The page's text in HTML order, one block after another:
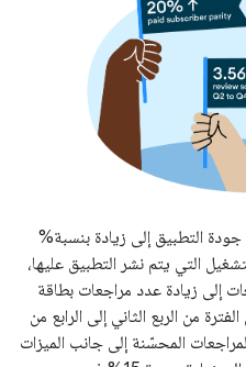
التطبيق إلى زيادة بنسبة%
التي يتم نشر التطبيق عليها،
إلى زيادة عدد مراجعات بطاقة
من 3.56 إلى 4.7 خلال الفترة من الربع الثاني إلى الرابع من
المراجعات المحسّنة إلى جانب الميزات